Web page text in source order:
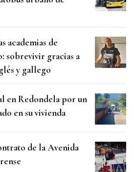
academias de
sobrevivir gracias a
y gallego
en Redondela por un
en su vivienda
de la Avenida